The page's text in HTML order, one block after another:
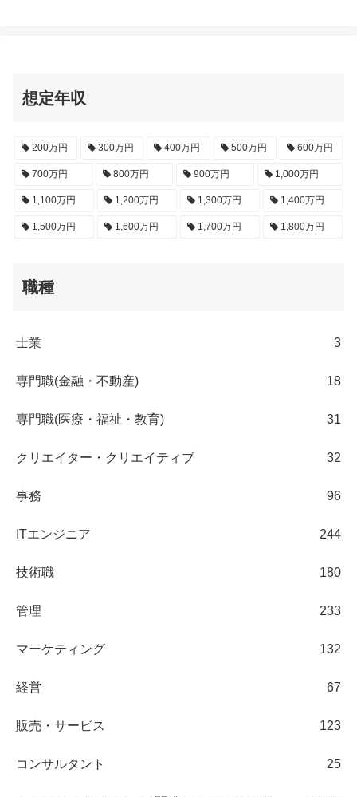
想定年収
200万円 300万円 400万円 500万円 600万円
700万円 800万円 900万円 1,000万円
1,100万円 1,200万円 1,300万円 1,400万円
1,500万円 1,600万円 1,700万円 1,800万円
職種
士業 3
専門職(金融・不動産) 18
専門職(医療・福祉・教育) 31
クリエイター・クリエイティブ 32
事務 96
ITエンジニア 244
技術職 180
管理 233
マーケティング 132
経営 67
販売・サービス 123
コンサルタント 25